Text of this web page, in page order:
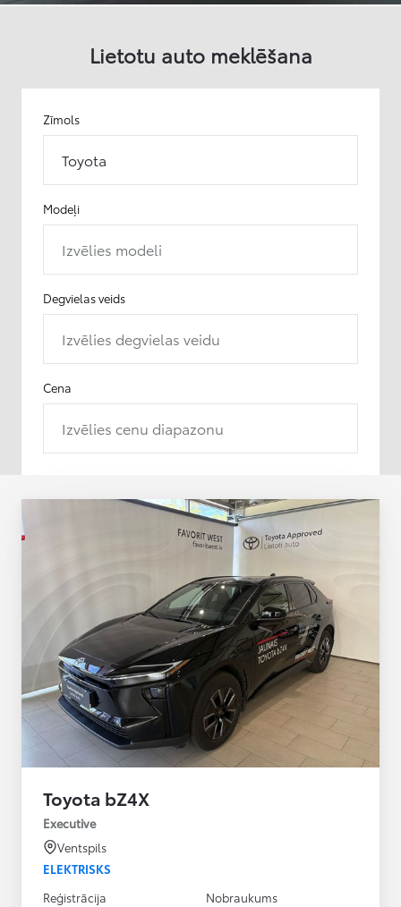
Lietotu auto meklēšana
Zīmols
Toyota
Modeļi
Izvēlies modeli
Degvielas veids
Izvēlies degvielas veidu
Cena
Izvēlies cenu diapazonu
Toyota bZ4X
Executive
Ventspils
ELEKTRISKS
Reģistrācija
Nobraukums